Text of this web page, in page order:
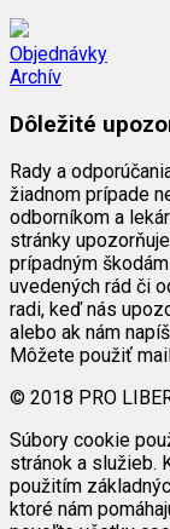
Objednávky
Archív
Dôležité
Rady a
žiadnom prípade
odborníkom a
stránky
prípadným
uvedených rád či
radi, keď nás
alebo ak nám
Môžete použiť
© 2018 PRO
Súbory cookie
stránok a služieb.
použitím
ktoré nám